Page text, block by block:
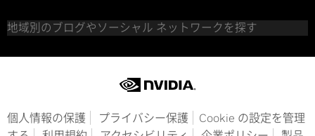
地域別のブログやソーシャル ネットワークを探す
個人情報の保護 プライバシー保護
Cookie の設定を管理